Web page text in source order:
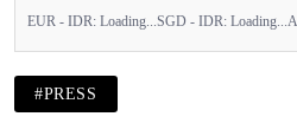
EUR - IDR: Loading...SGD - IDR: Loading...
#PRESS